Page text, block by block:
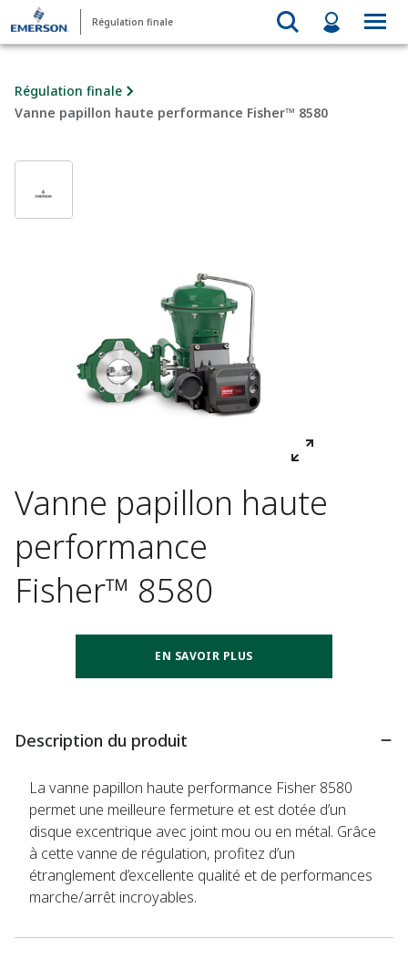
Régulation finale
Régulation finale
Vanne papillon haute performance Fisher™ 8580
Vanne papillon haute
performance
Fisher™ 8580
EN SAVOIR PLUS
Description du produit
La vanne papillon haute performance Fisher 8580
permet une meilleure fermeture et est dotée d’un
disque excentrique avec joint mou ou en métal. Grâce
à cette vanne de régulation, profitez d’un
étranglement d’excellente qualité et de performances
marche/arrêt incroyables.